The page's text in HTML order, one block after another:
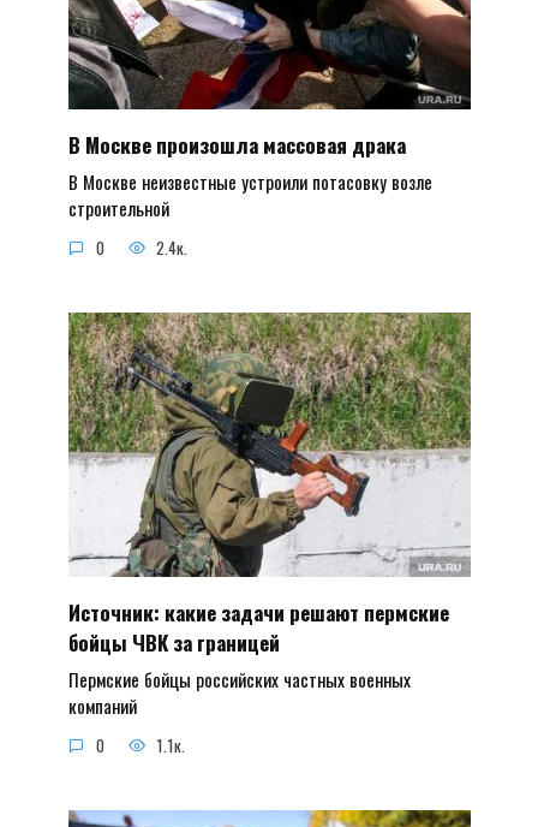
В Москве произошла массовая драка
В Москве неизвестные устроили потасовку возле
строительной
0 2.4к.
Источник: какие задачи решают пермские
бойцы ЧВК за границей
Пермские бойцы российских частных военных
компаний
0 1.1к.